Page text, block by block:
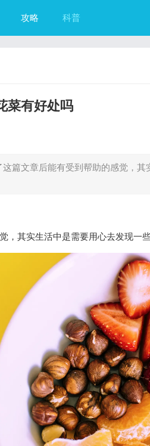
攻略 科普
菜有好处吗
篇文章后能有受到帮助的感觉，
，其实生活中是需要用心去发现一